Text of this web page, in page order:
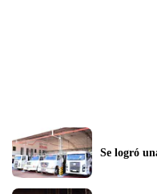
Se logró